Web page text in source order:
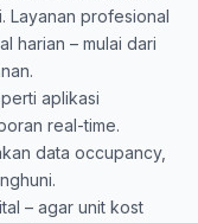
Layanan profesional
harian – mulai dari
aplikasi
real-time.
data occupancy,
– agar unit kost